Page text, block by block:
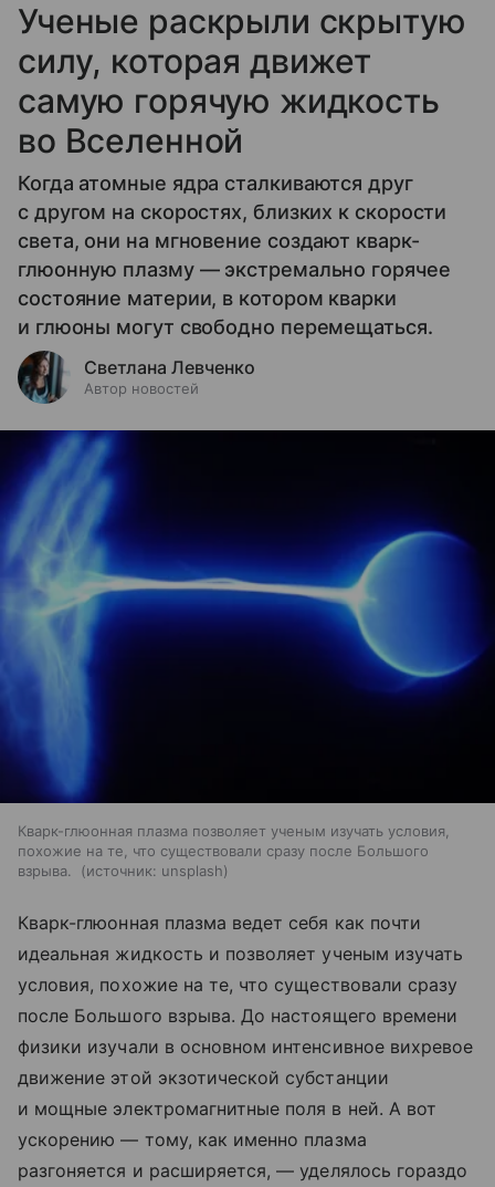
Ученые раскрыли скрытую
силу, которая движет
самую горячую жидкость
во Вселенной
Когда атомные ядра сталкиваются друг
с другом на скоростях, близких к скорости
света, они на мгновение создают кварк-
глюонную плазму — экстремально горячее
состояние материи, в котором кварки
и глюоны могут свободно перемещаться.
Светлана Левченко
Автор новостей
Кварк-глюонная плазма позволяет ученым изучать условия,
похожие на те, что существовали сразу после Большого
взрыва.
источник: unsplash
Кварк-глюонная плазма ведет себя как почти
идеальная жидкость и позволяет ученым изучать
условия, похожие на те, что существовали сразу
после Большого взрыва. До настоящего времени
физики изучали в основном интенсивное вихревое
движение этой экзотической субстанции
и мощные электромагнитные поля в ней. А вот
ускорению — тому, как именно плазма
разгоняется и расширяется, — уделялось гораздо